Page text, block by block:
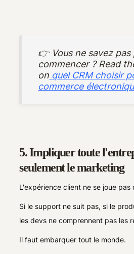
👉 Vous ne savez pas
commencer ? Read
on quel CRM choisir
commerce
5. Impliquer toute
seulement le marketing
L'expérience client ne se joue pas
Si le support ne suit pas, si le
les devs ne comprennent pas les
Il faut embarquer tout le monde.